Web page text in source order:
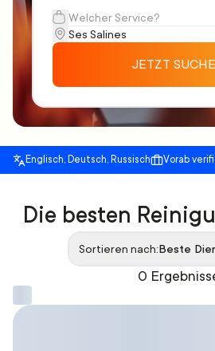
JETZT
Englisch, Deutsch, Russisch Vorab
0
Die besten
Sortieren nach:Beste